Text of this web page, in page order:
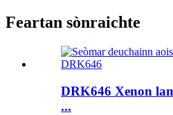
Feartan sònraichte
DRK646 Xenon
...